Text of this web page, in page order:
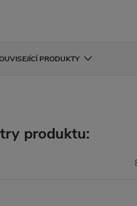
PRODUKTY
produktu: